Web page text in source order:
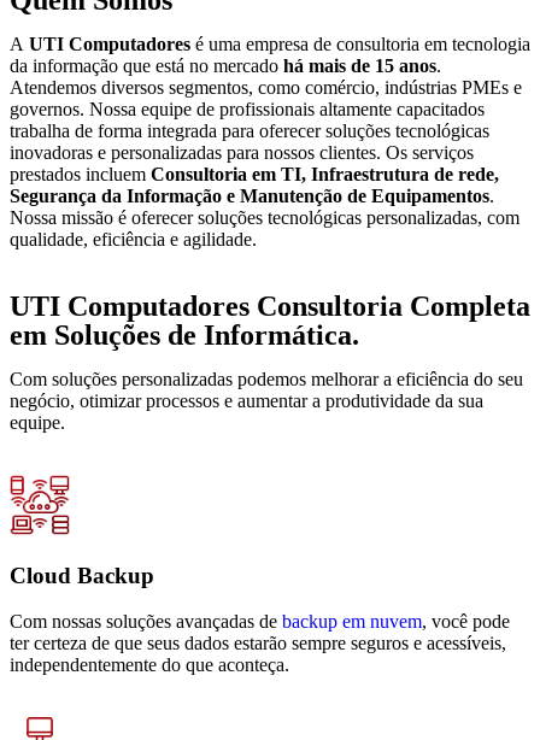
A UTI Computadores é uma empresa de consultoria em tecnologia
da informação que está no mercado há mais de 15 anos.
Atendemos diversos segmentos, como comércio, indústrias PMEs e
governos. Nossa equipe de profissionais altamente capacitados
trabalha de forma integrada para oferecer soluções tecnológicas
inovadoras e personalizadas para nossos clientes. Os serviços
prestados incluem Consultoria em TI, Infraestrutura de rede,
Segurança da Informação e Manutenção de Equipamentos.
Nossa missão é oferecer soluções tecnológicas personalizadas, com
qualidade, eficiência e agilidade.
UTI Computadores Consultoria Completa
em Soluções de Informática.
Com soluções personalizadas podemos melhorar a eficiência do seu
negócio, otimizar processos e aumentar a produtividade da sua
equipe.
Cloud Backup
Com nossas soluções avançadas de backup em nuvem, você pode
ter certeza de que seus dados estarão sempre seguros e acessíveis,
independentemente do que aconteça.